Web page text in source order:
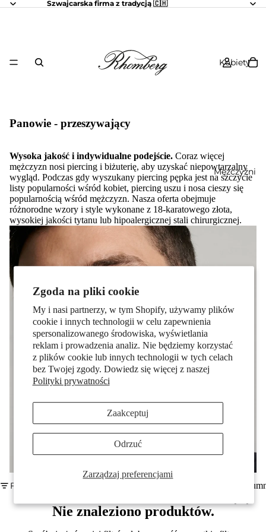
Zgoda na pliki cookie
My i nasi partnerzy, w tym Shopify, używamy plików
cookie i innych technologii w celu zapewnienia
spersonalizowanego środowiska, wyświetlania
reklam i prowadzenia analiz. Nie będziemy korzystać
z plików cookie lub innych technologii w tych celach
bez Twojej zgody. Dowiedz się więcej z naszej
Polityki prywatności
Zarządzaj preferencjami
Zaakceptuj
Odrzuć
Szwajcarska firma z tradycją 🇨🇭
Kobiety
Mężczyźni
Panowie - przeszywający
Wysoka jakość i indywidualne podejście. Coraz więcej
mężczyzn nosi piercing i biżuterię, aby uzyskać niepowtarzalny
wygląd. Podczas gdy wyszukany piercing pępka jest na szczycie
listy popularności wśród kobiet, piercing uszu i nosa cieszy się
popularnością wśród mężczyzn. Nasza oferta obejmuje
różnorodne wzory i style wykonane z 18-karatowego złota,
wysokiej jakości tytanu lub hipoalergicznej stali chirurgicznej.
Filtr Siatka
Nie znaleziono produktów.